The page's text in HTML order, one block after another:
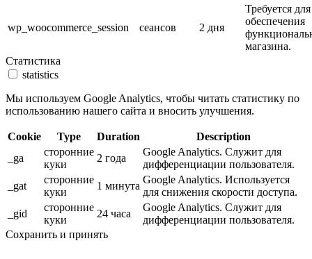
wp_woocommerce_session сеансов 2 дня
Требуется для
обеспечения
магазина.
Статистика
statistics
Мы используем Google Analytics, чтобы читать статистику по
использованию нашего сайта и вносить улучшения.
Cookie Type Duration
Description
_ga
сторонние
куки
2 года
Google Analytics. Служит для
дифференциации пользователя.
_gat
сторонние
куки
1 минута
Google Analytics. Используется
для снижения скорости доступа.
_gid
сторонние
куки
24 часа
Google Analytics. Служит для
дифференциации пользователя.
Сохранить и принять